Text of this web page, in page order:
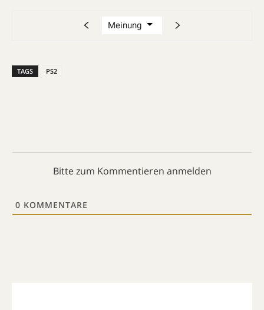
TAGS PS2
Bitte zum Kommentieren anmelden
0 KOMMENTARE